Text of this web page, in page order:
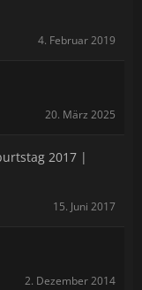
4. Februar 2019
20. März 2025
2017 |
15. Juni 2017
2. Dezember 2014